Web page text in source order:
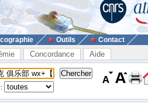
Outils Contact
Concordance Aide